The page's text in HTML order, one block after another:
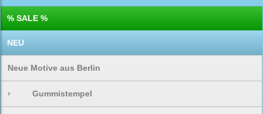
% SALE %
NEU
Neue Motive aus Berlin
› Gummistempel